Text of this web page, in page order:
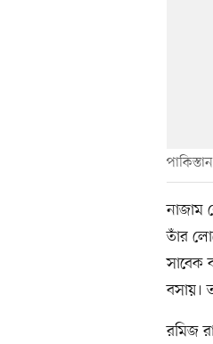
নাজাম
তাঁর
সাবেক
বসায়।
রমিজ